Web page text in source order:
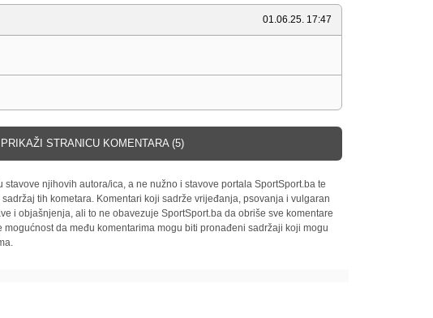
01.06.25. 17:47
PRIKAŽI STRANICU KOMENTARA (5)
stavove njihovih autora/ica, a ne nužno i stavove portala SportSport.ba te
tih kometara. Komentari koji sadrže vrijeđanja, psovanja i vulgaran
i objašnjenja, ali to ne obavezuje SportSport.ba da obriše sve komentare
da među komentarima mogu biti pronađeni sadržaji koji mogu